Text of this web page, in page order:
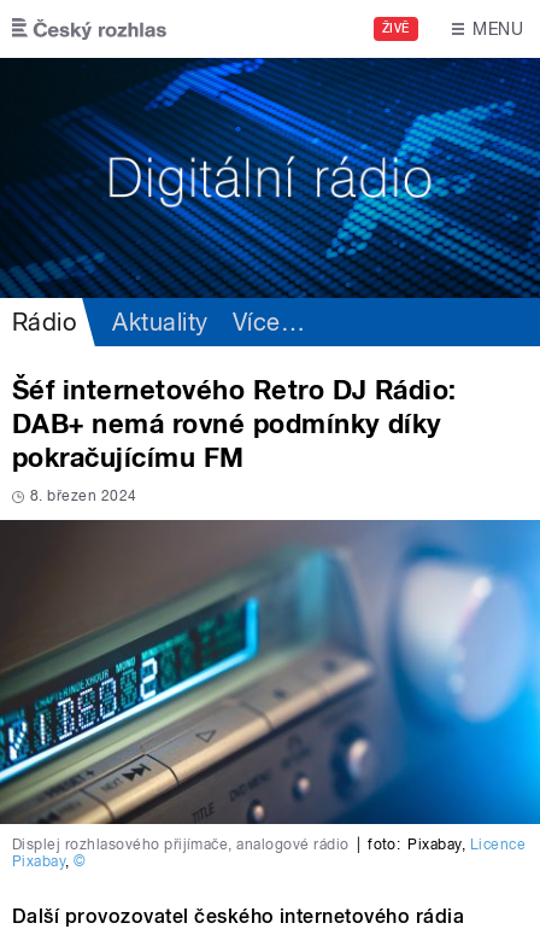
Přejít k hlavnímu obsahu
ŽIVĚ MENU
Rádio Aktuality Více…
Šéf internetového Retro DJ Rádio:
DAB+ nemá rovné podmínky díky
pokračujícímu FM
8. březen 2024
Displej rozhlasového přijímače, analogové rádio foto: Pixabay, Licence
Pixabay,©
Další provozovatel českého internetového rádia